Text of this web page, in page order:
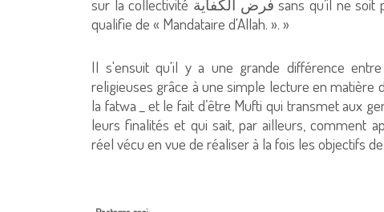
sur la collectivité فرض الكفاية sans qu’il ne soit pour autant à l’abri de l’erreur, c’est pourquoi, on le
qualifie de « Mandataire d'Allah. ». »
Il s'ensuit qu'il y a une grande différence
religieuses grâce à une simple lecture en matière
la fatwa _ et le fait d’être Mufti qui transmet aux
leurs finalités et qui sait, par ailleurs, comment
réel vécu en vue de réaliser à la fois les objectifs